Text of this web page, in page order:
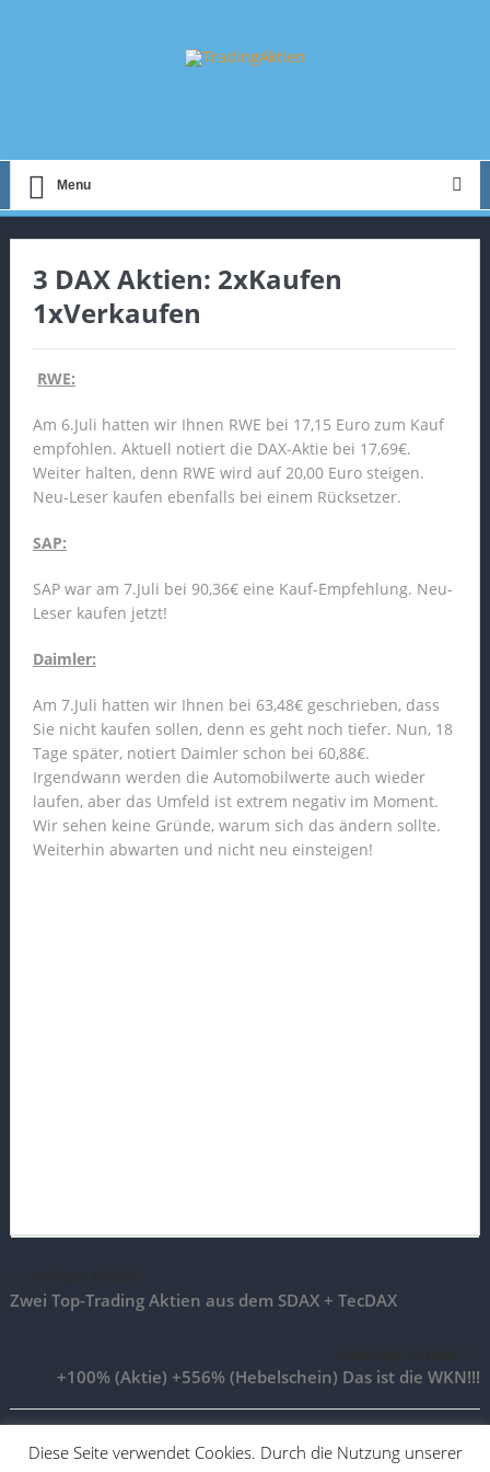
Menu
3 DAX Aktien: 2xKaufen
1xVerkaufen
RWE:
Am 6.Juli hatten wir Ihnen RWE bei 17,15 Euro zum Kauf
empfohlen. Aktuell notiert die DAX-Aktie bei 17,69€.
Weiter halten, denn RWE wird auf 20,00 Euro steigen.
Neu-Leser kaufen ebenfalls bei einem Rücksetzer.
SAP:
SAP war am 7.Juli bei 90,36€ eine Kauf-Empfehlung. Neu-
Leser kaufen jetzt!
Daimler:
Am 7.Juli hatten wir Ihnen bei 63,48€ geschrieben, dass
Sie nicht kaufen sollen, denn es geht noch tiefer. Nun, 18
Tage später, notiert Daimler schon bei 60,88€.
Irgendwann werden die Automobilwerte auch wieder
laufen, aber das Umfeld ist extrem negativ im Moment.
Wir sehen keine Gründe, warum sich das ändern sollte.
Weiterhin abwarten und nicht neu einsteigen!
Zwei Top-Trading Aktien aus dem SDAX + TecDAX
+100% (Aktie) +556% (Hebelschein) Das ist die WKN!!!
Diese Seite verwendet Cookies. Durch die Nutzung unserer